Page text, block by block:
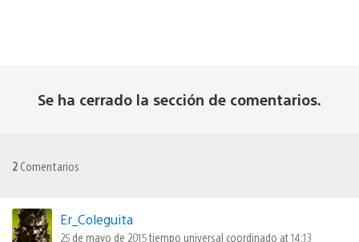
Se ha cerrado la sección de comentarios.
2 Comentarios
Er_Coleguita
25 de mayo de 2015 tiempo universal coordinado at 14:13